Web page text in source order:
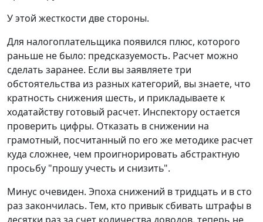
У этой жесткости две стороны.
Для налогоплательщика появился плюс, которого
раньше не было: предсказуемость. Расчет можно
сделать заранее. Если вы заявляете три
обстоятельства из разных категорий, вы знаете, что
кратность снижения шесть, и прикладываете к
ходатайству готовый расчет. Инспектору остается
проверить цифры. Отказать в снижении на
грамотный, посчитанный по его же методике расчет
куда сложнее, чем проигнорировать абстрактную
просьбу "прошу учесть и снизить".
Минус очевиден. Эпоха снижений в тридцать и в сто
раз закончилась. Тем, кто привык сбивать штрафы в